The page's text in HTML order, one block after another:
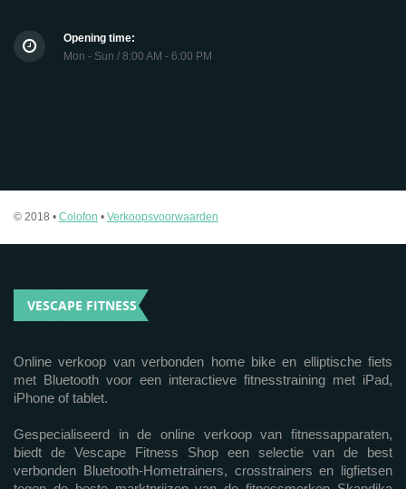
Opening time:
Mon - Sun / 8:00 AM - 6:00 PM
© 2018 • Colofon • Verkoopsvoorwaarden
VESCAPE FITNESS
Online verkoop van verbonden home bike en elliptische fiets
met Bluetooth voor een interactieve fitnesstraining met iPad,
iPhone of tablet.
Gespecialiseerd in de online verkoop van fitnessapparaten,
biedt de Vescape Fitness Shop een selectie van de best
verbonden Bluetooth-Hometrainers, crosstrainers en ligfietsen